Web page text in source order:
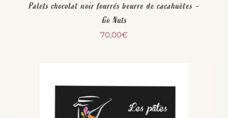
Palets chocolat noir fourrés beurre de cacahuètes –
Go Nuts
70,00€